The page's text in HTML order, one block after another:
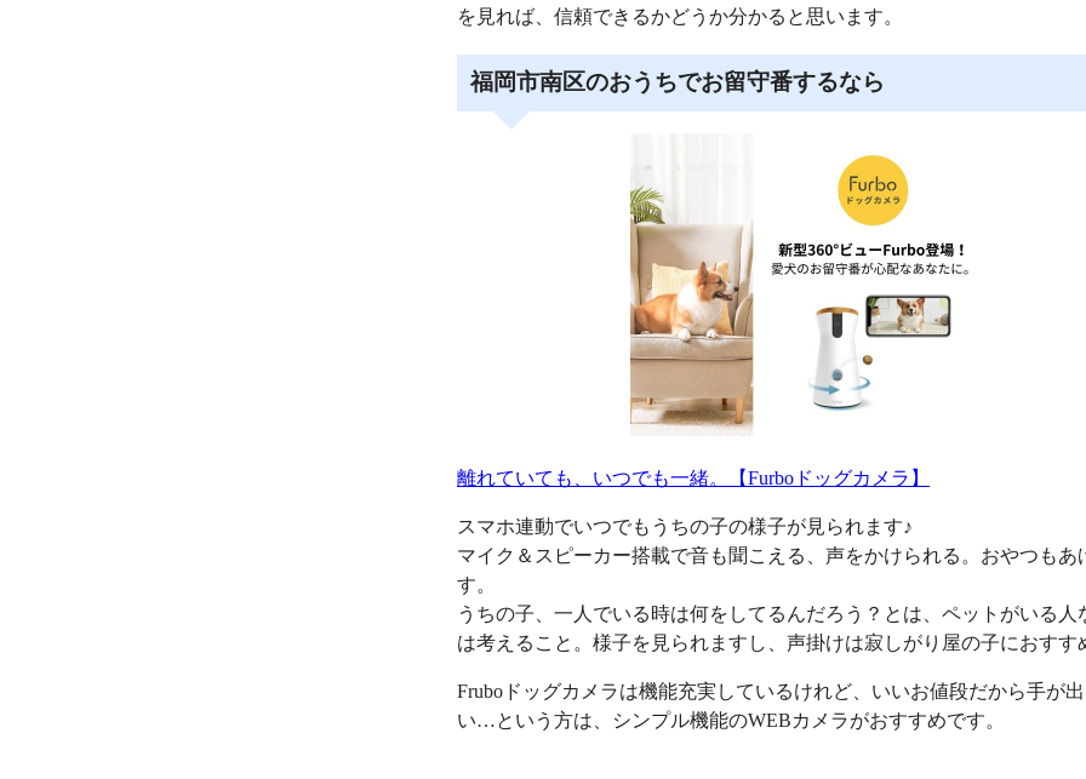
を見れば、信頼できるかどうか分かると思います。
福岡市南区のおうちでお留守番するなら
離れていても、いつでも一緒。【Furboドッグカメラ】
スマホ連動でいつでもうちの子の様子が見られます♪
マイク＆スピーカー搭載で音も聞こえる、声をかけられる。おやつもあ
す。
うちの子、一人でいる時は何をしてるんだろう？とは、ペットがいる人
は考えること。様子を見られますし、声掛けは寂しがり屋の子におすす
Fruboドッグカメラは機能充実しているけれど、いいお値段だから手が
い…という方は、シンプル機能のWEBカメラがおすすめです。